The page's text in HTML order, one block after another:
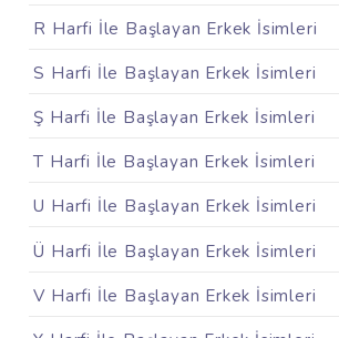
R Harfi İle Başlayan Erkek İsimleri
S Harfi İle Başlayan Erkek İsimleri
Ş Harfi İle Başlayan Erkek İsimleri
T Harfi İle Başlayan Erkek İsimleri
U Harfi İle Başlayan Erkek İsimleri
Ü Harfi İle Başlayan Erkek İsimleri
V Harfi İle Başlayan Erkek İsimleri